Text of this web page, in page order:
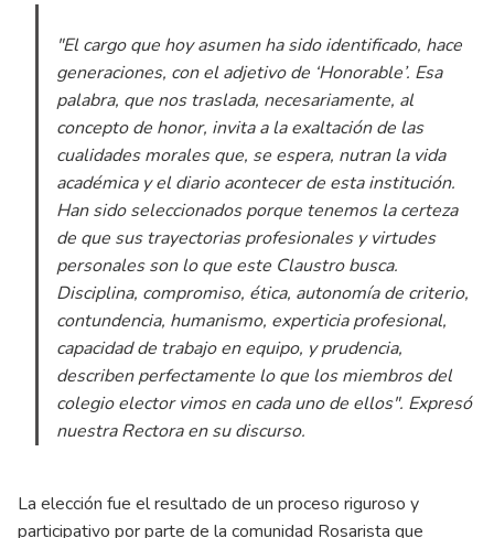
"El cargo que hoy asumen ha sido identificado, hace
generaciones, con el adjetivo de ‘Honorable’. Esa
palabra, que nos traslada, necesariamente, al
concepto de honor, invita a la exaltación de las
cualidades morales que, se espera, nutran la vida
académica y el diario acontecer de esta institución.
Han sido seleccionados porque tenemos la certeza
de que sus trayectorias profesionales y virtudes
personales son lo que este Claustro busca.
Disciplina, compromiso, ética, autonomía de criterio,
contundencia, humanismo, experticia profesional,
capacidad de trabajo en equipo, y prudencia,
describen perfectamente lo que los miembros del
colegio elector vimos en cada uno de ellos". Expresó
nuestra Rectora en su discurso.
La elección fue el resultado de un proceso riguroso y
participativo por parte de la comunidad Rosarista que